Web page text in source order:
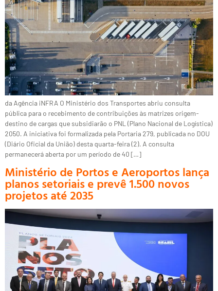
da Agência iNFRA O Ministério dos Transportes abriu consulta
pública para o recebimento de contribuições às matrizes origem-
destino de cargas que subsidiarão o PNL (Plano Nacional de Logística)
2050. A iniciativa foi formalizada pela Portaria 279, publicada no DOU
(Diário Oficial da União) desta quarta-feira (2). A consulta
permanecerá aberta por um período de 40 […]
Ministério de Portos e Aeroportos lança
planos setoriais e prevê 1.500 novos
projetos até 2035